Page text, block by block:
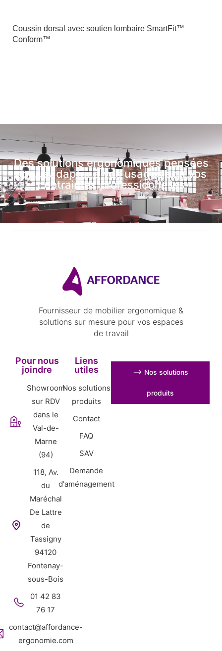
Coussin dorsal avec soutien lombaire SmartFit™
Conform™
Des solutions ergonomiques pensées
pour s’adapter à vos usages et à vos
contraintes professionnelles
Fournisseur de mobilier ergonomique &
solutions sur mesure pour vos espaces
de travail
Pour nous
joindre
Showroom
sur RDV
dans le
Val-de-
Marne
(94)
118, Av.
du
Maréchal
De Lattre
de
Tassigny
94120
Fontenay-
sous-Bois
01 42 83
76 17
contact@affordance-
ergonomie.com
Liens
utiles
Nos solutions
produits
Contact
FAQ
SAV
Demande
d'aménagement
⟶ Nos solutions
produits